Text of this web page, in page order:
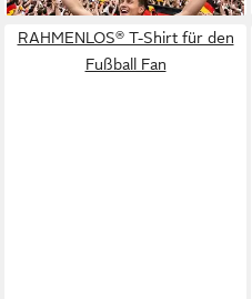
RAHMENLOS® T-Shirt für den
Fußball Fan